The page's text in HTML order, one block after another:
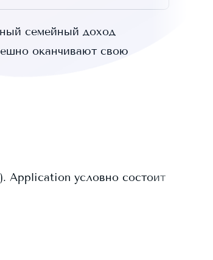
семейный доход
оканчивают свою
Application условно состоит